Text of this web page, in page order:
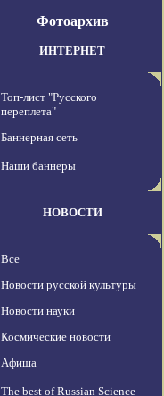
Фотоархив
ИНТЕРНЕТ
Топ-лист "Русского
переплета"
Баннерная сеть
Наши баннеры
НОВОСТИ
Все
Новости русской культуры
Новости науки
Космические новости
Афиша
The best of Russian Science